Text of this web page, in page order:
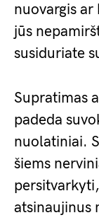
nuovargis
jūs
susiduriate
Supratimas
padeda
nuolatiniai.
šiems
atsinaujinus